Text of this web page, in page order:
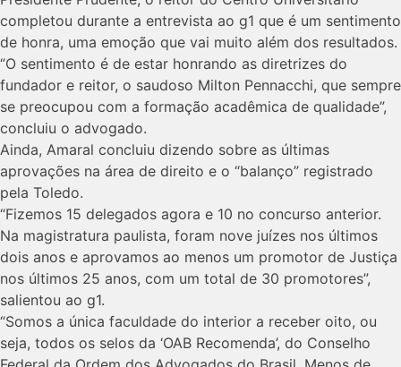
completou durante a entrevista ao g1 que é um sentimento
de honra, uma emoção que vai muito além dos resultados.
“O sentimento é de estar honrando as diretrizes do
fundador e reitor, o saudoso Milton Pennacchi, que sempre
se preocupou com a formação acadêmica de qualidade”,
concluiu o advogado.
Ainda, Amaral concluiu dizendo sobre as últimas
aprovações na área de direito e o “balanço” registrado
pela Toledo.
“Fizemos 15 delegados agora e 10 no concurso anterior.
Na magistratura paulista, foram nove juízes nos últimos
dois anos e aprovamos ao menos um promotor de Justiça
nos últimos 25 anos, com um total de 30 promotores”,
salientou ao g1.
“Somos a única faculdade do interior a receber oito, ou
seja, todos os selos da ‘OAB Recomenda’, do Conselho